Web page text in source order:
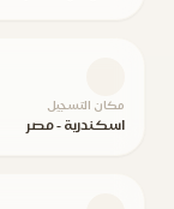
مكان التسجيل
اسكندرية - مصر